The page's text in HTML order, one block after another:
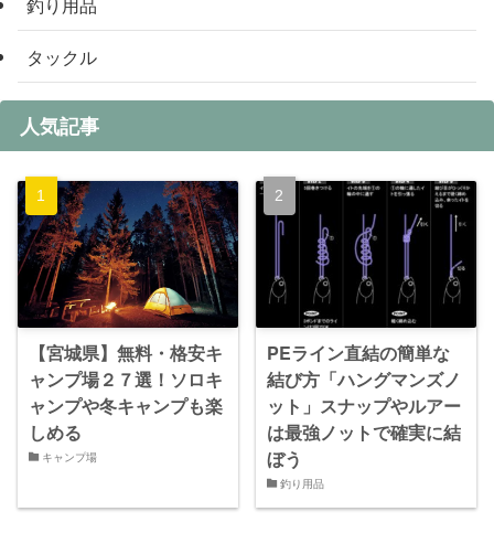
タックル
人気記事
【宮城県】無料・格安キ
ャンプ場２７選！ソロキ
ャンプや冬キャンプも楽
しめる
キャンプ場
PEライン直結の簡単な
結び方「ハングマンズノ
ット」スナップやルアー
は最強ノットで確実に結
ぼう
釣り用品